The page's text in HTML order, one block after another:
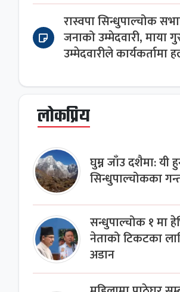
रास्वपा सिन्धुपाल्चोक
जनाको उम्मेदवारी, माया
उम्मेदवारीले कार्यकर्तामा
लोकप्रिय
घुम्न जाँउ दशैमा: यी
सिन्धुपाल्चोकका
सन्धुपाल्चोक १ मा
नेताको टिकटका
अडान